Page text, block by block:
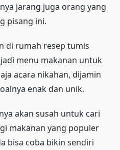
jarang juga orang yang
pisang ini.
di rumah resep tumis
menu makanan untuk
acara nikahan, dijamin
enak dan unik.
akan susah untuk cari
makanan yang populer
bisa coba bikin sendiri